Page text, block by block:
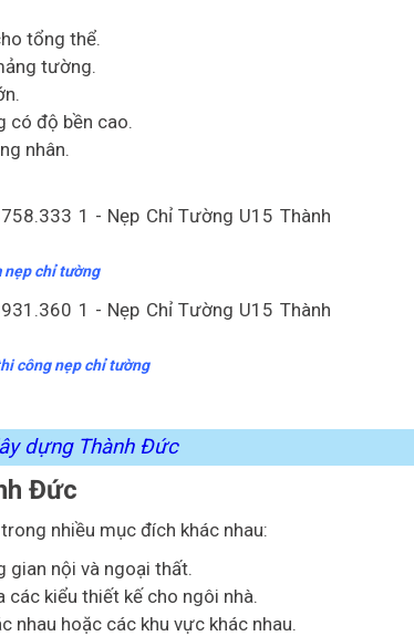
tổng thể.
tường.
có độ bền cao.
nhân.
nẹp chỉ tường
công nẹp chỉ tường
dựng Thành Đức
Đức
nhiều mục đích khác nhau:
gian nội và ngoại thất.
kiểu thiết kế cho ngôi nhà.
nhau hoặc các khu vực khác nhau.